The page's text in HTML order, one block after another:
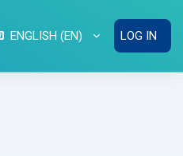
ENGLISH ‎(EN)‎ LOG IN